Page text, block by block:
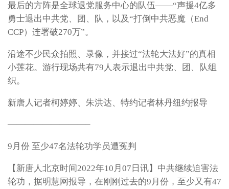
最后的方阵是全球退党服务中心的队伍——“声援4亿多
勇士退出中共党、团、队，以及“打倒中共恶魔（End
CCP）连署破270万”。
沿途不少民众拍照、录像，并接过“法轮大法好”的真相
小莲花。游行现场共有79人表示退出中共党、团、队组
织。
新唐人记者柯婷婷、朱洪达、特约记者林丹纽约报导
—————————–
9月份 至少47名法轮功学员遭冤判
【新唐人北京时间2022年10月07日讯】中共继续迫害法
轮功，据明慧网报导，在刚刚过去的9月份，至少又有47